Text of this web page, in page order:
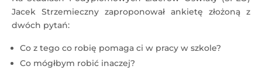
Jacek Strzemieczny zaproponował ankietę złożoną z
dwóch pytań:
Co z tego co robię pomaga ci w pracy w szkole?
Co mógłbym robić inaczej?